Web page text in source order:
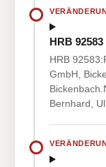
HRB 92583
HRB
GmbH,
Bernhard,